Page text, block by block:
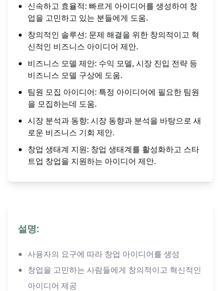
신속하고 효율적: 빠르게 아이디어를 생성하여 창
업을 고민하고 있는 분들에게 도움.
창의적인 솔루션: 문제 해결을 위한 창의적이고 혁
신적인 비즈니스 아이디어 제안.
비즈니스 모델 제안: 수익 모델, 시장 진입 전략 등
비즈니스 모델 구상에 도움.
팀원 모집 아이디어: 특정 아이디어에 필요한 팀원
을 모집하는데 도움.
시장 분석과 동향: 시장 동향과 분석을 바탕으로 새
로운 비즈니스 기회 제안.
창업 생태계 지원: 창업 생태계를 활성화하고 스타
트업 창업을 지원하는 아이디어 제안.
설명:
사용자의 요구에 따라 창업 아이디어를 생성
창업을 고민하는 사람들에게 창의적이고 혁신적인
아이디어 제공